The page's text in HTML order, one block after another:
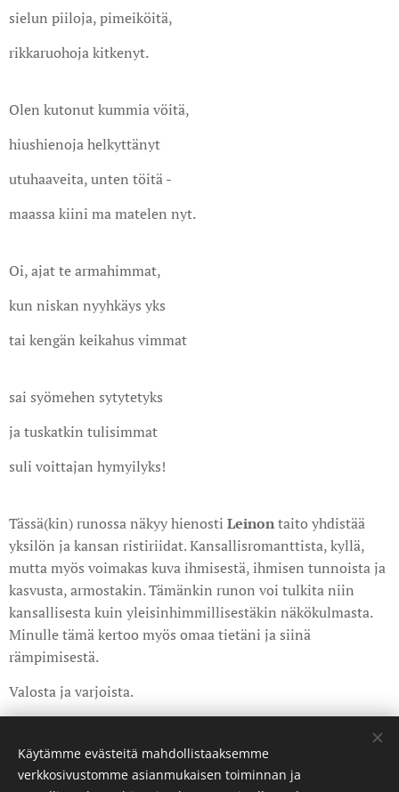
sielun piiloja, pimeiköitä,
rikkaruohoja kitkenyt.
Olen kutonut kummia vöitä,
hiushienoja helkyttänyt
utuhaaveita, unten töitä -
maassa kiini ma matelen nyt.
Oi, ajat te armahimmat,
kun niskan nyyhkäys yks
tai kengän keikahus vimmat
sai syömehen sytytetyks
ja tuskatkin tulisimmat
suli voittajan hymyilyks!
Tässä(kin) runossa näkyy hienosti Leinontaito yhdistää
yksilön ja kansan ristiriidat. Kansallisromanttista, kyllä,
mutta myös voimakas kuva ihmisestä, ihmisen tunnoista ja
kasvusta, armostakin. Tämänkin runon voi tulkita niin
kansallisesta kuin yleisinhimmillisestäkin näkökulmasta.
Minulle tämä kertoo myös omaa tietäni ja siinä
rämpimisestä.
Valosta ja varjoista.
Share
Käytämme evästeitä mahdollistaaksemme
verkkosivustomme asianmukaisen toiminnan ja